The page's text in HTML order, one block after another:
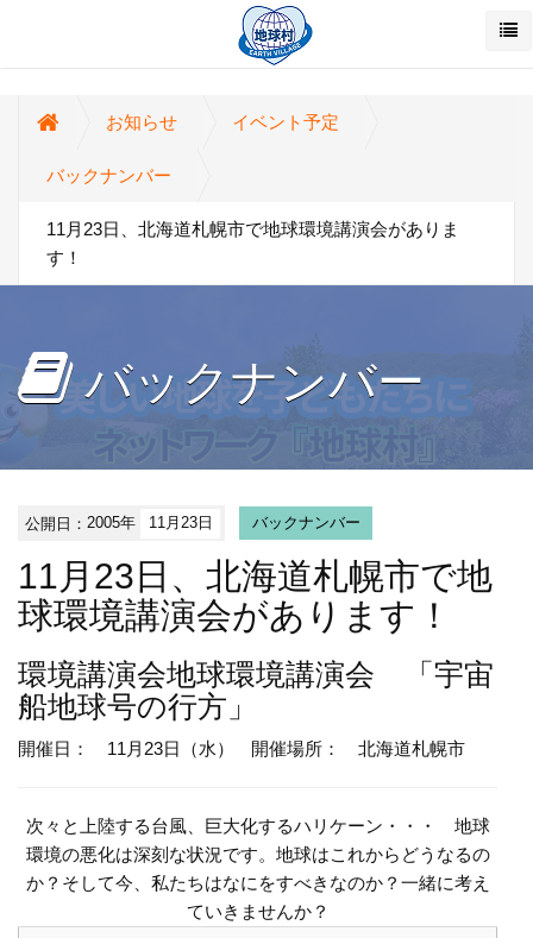
お知らせ イベント予定
バックナンバー
11月23日、北海道札幌市で地球環境講演会がありま
す！
バックナンバー
公開日：2005年 11月23日 バックナンバー
11月23日、北海道札幌市で地
球環境講演会があります！
環境講演会地球環境講演会 「宇宙
船地球号の行方」
開催日： 11月23日（水） 開催場所： 北海道札幌市
次々と上陸する台風、巨大化するハリケーン・・・ 地球
環境の悪化は深刻な状況です。地球はこれからどうなるの
か？そして今、私たちはなにをすべきなのか？一緒に考え
ていきませんか？